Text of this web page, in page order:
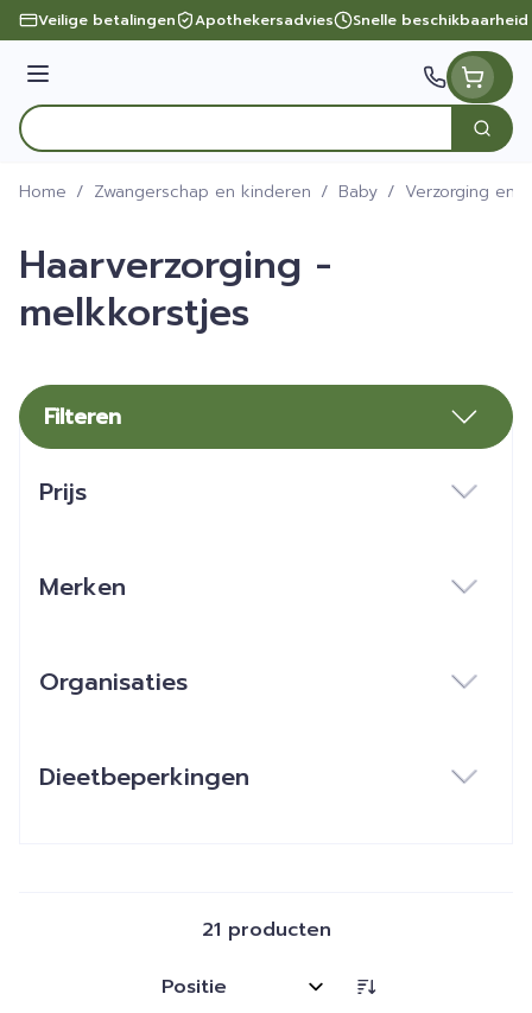
Ga naar de inhoud
Veilige betalingen Apothekersadvies Snelle beschikbaarheid
Menu
Product, merk, categorie...
Zoek
Home / Zwangerschap en kinderen / Baby / Verzorging en
Haarverzorging -
melkkorstjes
Filteren
Prijs
Merken
Organisaties
Dieetbeperkingen
21 producten
Sorteer op: